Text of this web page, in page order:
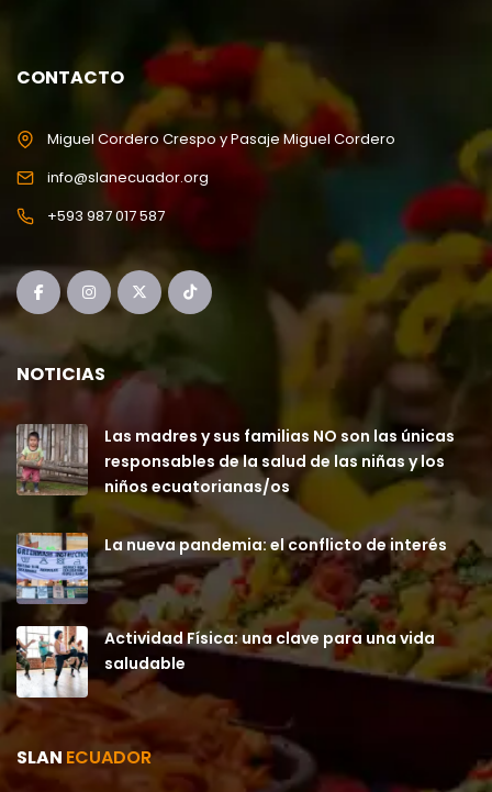
CONTACTO
Miguel Cordero Crespo y Pasaje Miguel Cordero
info@slanecuador.org
+593 987 017 587
NOTICIAS
Las madres y sus familias NO son las únicas
responsables de la salud de las niñas y los
niños ecuatorianas/os
La nueva pandemia: el conflicto de interés
Actividad Física: una clave para una vida
saludable
SLAN ECUADOR